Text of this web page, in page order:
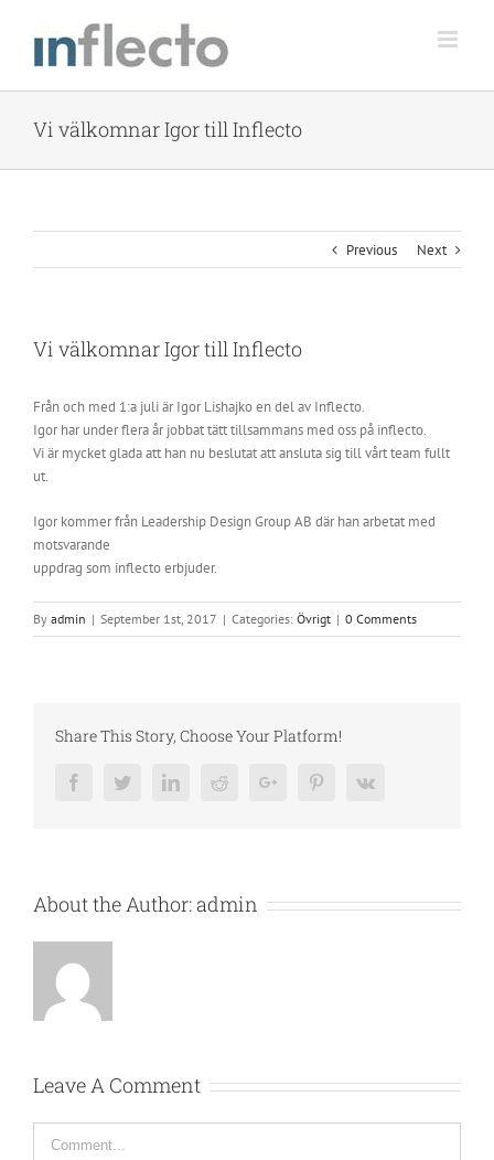
Vi välkomnar Igor till Inflecto
Previous Next
Vi välkomnar Igor till Inflecto
Från och med 1:a juli är Igor Lishajko en del av Inflecto.
Igor har under flera år jobbat tätt tillsammans med oss på inflecto.
Vi är mycket glada att han nu beslutat att ansluta sig till vårt team fullt
ut.
Igor kommer från Leadership Design Group AB där han arbetat med
motsvarande
uppdrag som inflecto erbjuder.
By admin | September 1st, 2017 | Categories: Övrigt | 0 Comments
Share This Story, Choose Your Platform!
FacebookTwitterLinkedInRedditGoogle+ PinterestVk
About the Author:admin
Leave A Comment